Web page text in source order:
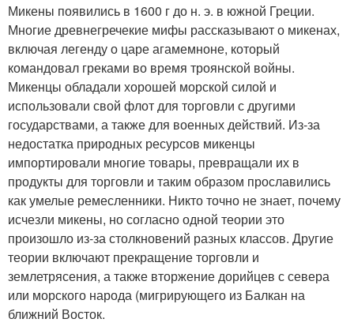
Микены появились в 1600 г до н. э. в южной Греции.
Многие древнегречекие мифы рассказывают о микенах,
включая легенду о царе агамемноне, который
командовал греками во время троянской войны.
Микенцы обладали хорошей морской силой и
использовали свой флот для торговли с другими
государствами, а также для военных действий. Из-за
недостатка природных ресурсов микенцы
импортировали многие товары, превращали их в
продукты для торговли и таким образом прославились
как умелые ремесленники. Никто точно не знает, почему
исчезли микены, но согласно одной теории это
произошло из-за столкновений разных классов. Другие
теории включают прекращение торговли и
землетрясения, а также вторжение дорийцев с севера
или морского народа (мигрирующего из Балкан на
ближний Восток.